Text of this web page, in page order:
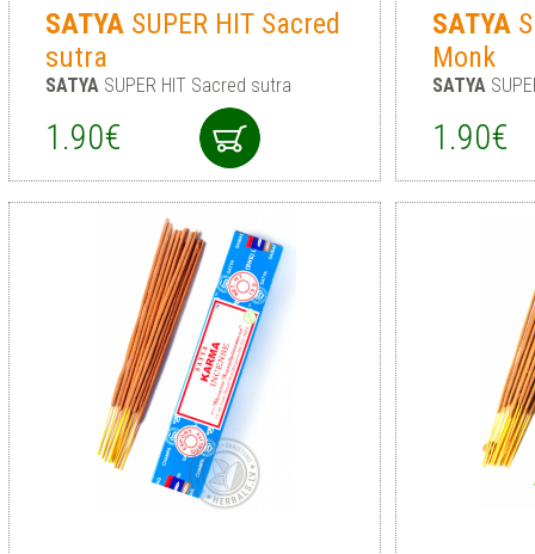
SATYASUPER HIT Sacred
sutra
SATYASUPER HIT Sacred sutra
1.90€
SATYA
Monk
SATYA
1.90€